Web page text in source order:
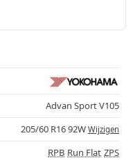
Advan Sport V105
205/60 R16 92W Wijzigen
RPB Run Flat ZPS